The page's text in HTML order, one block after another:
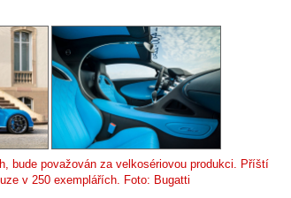
bude považován za velkosériovou produkci. Příští
v 250 exemplářích. Foto: Bugatti